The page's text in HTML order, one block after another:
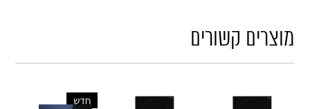
מוצרים קשורים
חדש